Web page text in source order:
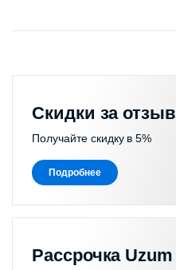
Скидки за отзыв
Получайте скидку в 5%
Подробнее
Рассрочка Uzum